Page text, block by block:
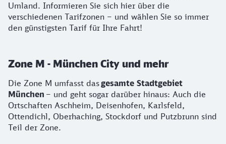
Umland. Informieren Sie sich hier über die
verschiedenen Tarifzonen – und wählen Sie so immer
den günstigsten Tarif für Ihre Fahrt!
Zone M - München City und mehr
Die Zone M umfasst dasgesamte Stadtgebiet
München – und geht sogar darüber hinaus: Auch die
Ortschaften Aschheim, Deisenhofen, Karlsfeld,
Ottendichl, Oberhaching, Stockdorf und Putzbrunn sind
Teil der Zone.